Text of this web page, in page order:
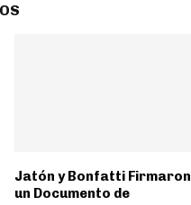
Jatón y Bonfatti Firmaron
un Documento de